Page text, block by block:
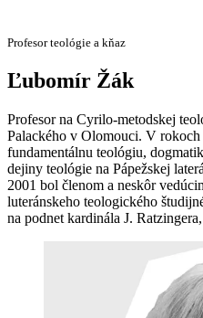
Profesor teológie a kňaz
Ľubomír Žák
Profesor na Cyrilo-metodskej
Palackého v Olomouci. V
fundamentálnu teológiu,
dejiny teológie na Pápežskej
2001 bol členom a neskôr
luteránskeho teologického
na podnet kardinála J.